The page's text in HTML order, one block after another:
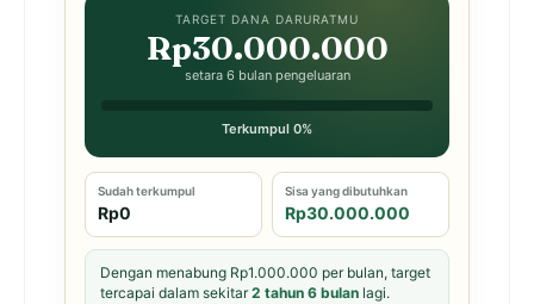
TARGET DANA DARURATMU
Rp30.000.000
setara 6 bulan pengeluaran
Terkumpul 0%
Sudah terkumpul
Rp0
Sisa yang dibutuhkan
Rp30.000.000
Dengan menabung Rp1.000.000 per bulan, target
tercapai dalam sekitar2 tahun 6 bulan lagi.